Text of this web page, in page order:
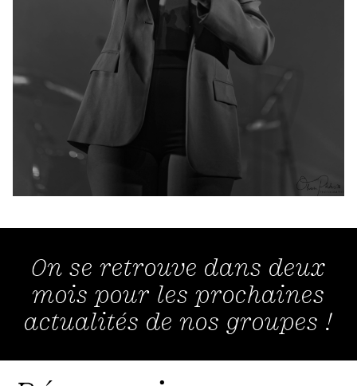
On se retrouve dans deux
mois pour les prochaines
actualités de nos groupes !